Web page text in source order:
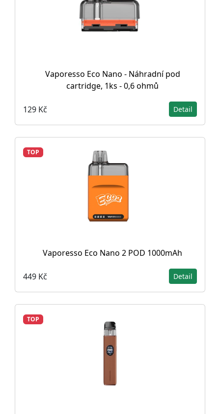
Vaporesso Eco Nano - Náhradní pod
cartridge, 1ks - 0,6 ohmů
129 Kč Detail
TOP
Vaporesso Eco Nano 2 POD 1000mAh
449 Kč Detail
TOP